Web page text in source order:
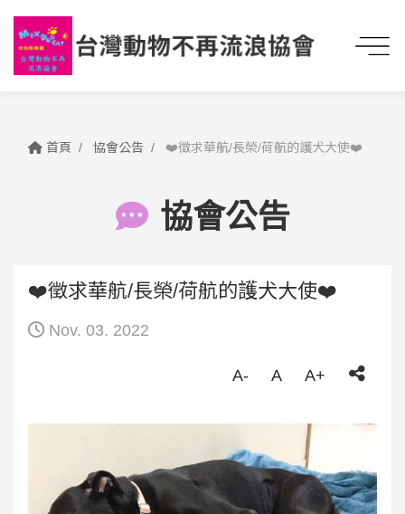
首頁 協會公告 ❤️徵求華航/長榮/荷航的護犬大使❤️
協會公告
❤️徵求華航/長榮/荷航的護犬大使❤️
Nov. 03. 2022
A- A A+